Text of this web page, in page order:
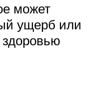
может
ущерб или
здоровью